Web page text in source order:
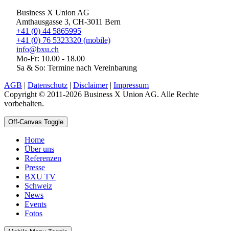
Business X Union AG
Amthausgasse 3, CH-3011 Bern
+41 (0) 44 5865995
+41 (0) 76 5323320 (mobile)
info@bxu.ch
Mo-Fr: 10.00 - 18.00
Sa & So: Termine nach Vereinbarung
AGB | Datenschutz | Disclaimer| Impressum
Copyright © 2011-2026 Business X Union AG. Alle Rechte
vorbehalten.
Off-Canvas Toggle
Home
Über uns
Referenzen
Presse
BXU TV
Schweiz
News
Events
Fotos